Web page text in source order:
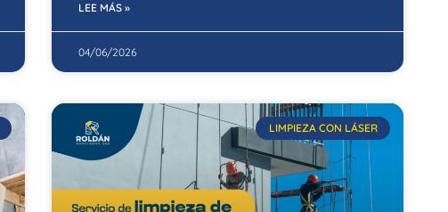
LEE MÁS »
04/06/2026
LIMPIEZA CON LÁSER